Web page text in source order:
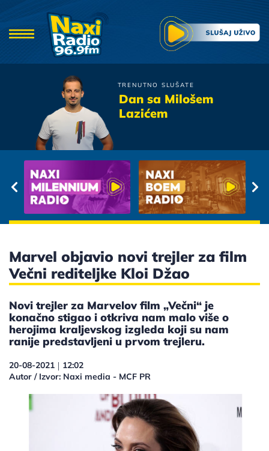
TRENUTNO SLUŠATE
Dan sa Milošem
Lazićem
Moby Dick
Marvel objavio novi trejler za film
Večni rediteljke Kloi Džao
Novi trejler za Marvelov film „Večni“ je
konačno stigao i otkriva nam malo više o
herojima kraljevskog izgleda koji su nam
ranije predstavljeni u prvom trejleru.
20-08-2021 | 12:02
Autor / Izvor: Naxi media - MCF PR